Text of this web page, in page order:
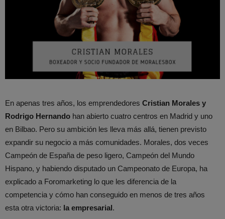
En apenas tres años, los emprendedores Cristian Morales y
Rodrigo Hernando han abierto cuatro centros en Madrid y uno
en Bilbao. Pero su ambición les lleva más allá, tienen previsto
expandir su negocio a más comunidades. Morales, dos veces
Campeón de España de peso ligero, Campeón del Mundo
Hispano, y habiendo disputado un Campeonato de Europa, ha
explicado a Foromarketing lo que les diferencia de la
competencia y cómo han conseguido en menos de tres años
esta otra victoria: la empresarial.